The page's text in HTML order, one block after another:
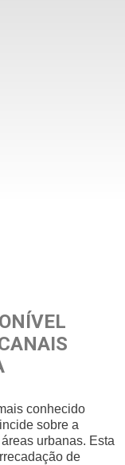
conhecido
sobre a
urbanas. Esta
de